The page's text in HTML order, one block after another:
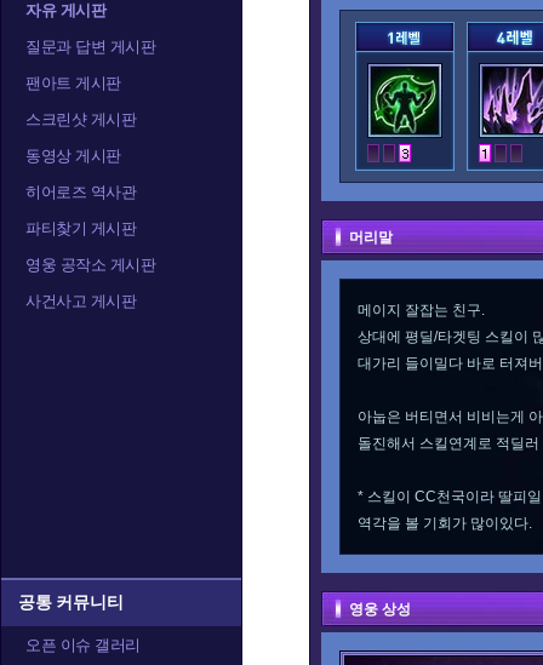
자유 게시판
질문과 답변 게시판
팬아트 게시판
스크린샷 게시판
동영상 게시판
히어로즈 역사관
파티찾기 게시판
영웅 공작소 게시판
사건사고 게시판
공통 커뮤니티
오픈 이슈 갤러리
머리말
메이지 잘잡는 친구.
상대에 평딜/타겟팅 스킬이
대가리 들이밀다 바로 터져
아눕은 버티면서 비비는게
돌진해서 스킬연계로 적딜
* 스킬이 CC천국이라 딸피
역각을 볼 기회가 많이있다.
영웅 상성